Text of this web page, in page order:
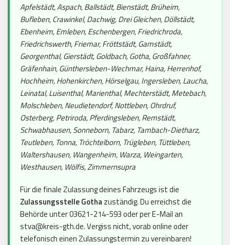
Apfelstädt, Aspach, Ballstädt, Bienstädt, Brüheim,
Bufleben, Crawinkel, Dachwig, Drei Gleichen, Döllstädt,
Ebenheim, Emleben, Eschenbergen, Friedrichroda,
Friedrichswerth, Friemar, Fröttstädt, Gamstädt,
Georgenthal, Gierstädt, Goldbach, Gotha, Großfahner,
Gräfenhain, Günthersleben-Wechmar, Haina, Herrenhof,
Hochheim, Hohenkirchen, Hörselgau, Ingersleben, Laucha,
Leinatal, Luisenthal, Marienthal, Mechterstädt, Metebach,
Molschleben, Neudietendorf, Nottleben, Ohrdruf,
Osterberg, Petriroda, Pferdingsleben, Remstädt,
Schwabhausen, Sonneborn, Tabarz, Tambach-Dietharz,
Teutleben, Tonna, Tröchtelborn, Trügleben, Tüttleben,
Waltershausen, Wangenheim, Warza, Weingarten,
Westhausen, Wölfis, Zimmernsupra
Für die finale Zulassung deines Fahrzeugs ist die
Zulassungsstelle Gothazuständig. Du erreichst die
Behörde unter 03621-214-593 oder per E-Mail an
stva@kreis-gth.de. Vergiss nicht, vorab online oder
telefonisch einen Zulassungstermin zu vereinbaren!